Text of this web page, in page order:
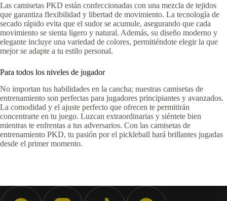
Las camisetas PKD están confeccionadas con una mezcla de tejidos
que garantiza flexibilidad y libertad de movimiento. La tecnología de
secado rápido evita que el sudor se acumule, asegurando que cada
movimiento se sienta ligero y natural. Además, su diseño moderno y
elegante incluye una variedad de colores, permitiéndote elegir la que
mejor se adapte a tu estilo personal.
Para todos los niveles de jugador
No importan tus habilidades en la cancha; nuestras camisetas de
entrenamiento son perfectas para jugadores principiantes y avanzados.
La comodidad y el ajuste perfecto que ofrecen te permitirán
concentrarte en tu juego. Luzcan extraordinarias y siéntete bien
mientras te enfrentas a tus adversarios. Con las camisetas de
entrenamiento PKD, tu pasión por el pickleball hará brillantes jugadas
desde el primer momento.